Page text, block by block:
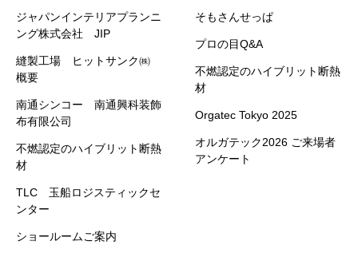
ジャパンインテリアプランニ
ング株式会社 JIP
縫製工場 ヒットサンク㈱
概要
南通シンコー 南通興科装飾
布有限公司
不燃認定のハイブリット断熱
材
TLC 玉船ロジスティックセ
ンター
ショールームご案内
そもさんせっぱ
プロの目Q&A
不燃認定のハイブリット断熱
材
Orgatec Tokyo 2025
オルガテック2026 ご来場者
アンケート